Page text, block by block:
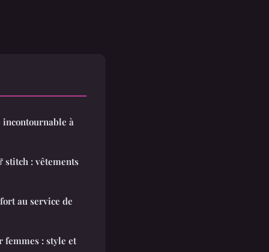
incontournable à
stitch : vêtements
au service de
femmes : style et